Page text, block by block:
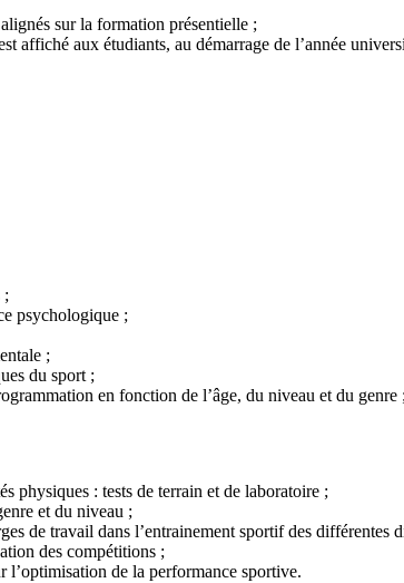
sur la formation présentielle ;
affiché aux étudiants, au démarrage de l’année
;
psychologique ;
;
du sport ;
en fonction de l’âge, du niveau et du genre ;
physiques : tests de terrain et de laboratoire ;
et du niveau ;
de travail dans l’entrainement sportif des différentes
des compétitions ;
de la performance sportive.